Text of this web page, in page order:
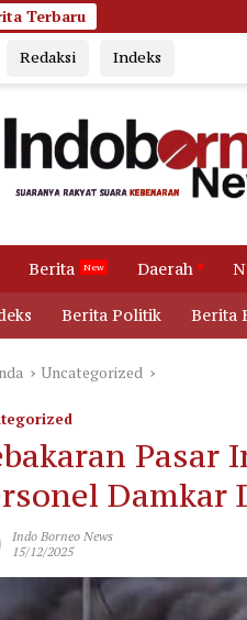
Terbaru Jumat Pagi
Redaksi Indeks
m
Berita Daerah
Berita Politik Berita
Uncategorized
Pasar
Damkar
Indo Borneo News
15/12/2025